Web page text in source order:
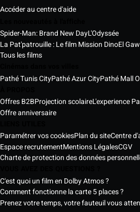
Accéder au centre d'aide
Spider-Man: Brand New DayL'Odyssée
La Pat'patrouille : Le film Mission Dino
Tous les films
Pathé Tunis CityPathé Azur CityPathé Mall
Offres B2BProjection scolaireL'experience
Offre anniversaire
Paramétrer vos cookiesPlan du siteCentre
Espace recrutementMentions LégalesCGV
Charte de protection des données
C'est quoi un film en Dolby Atmos ?
Comment fonctionne la carte 5 places ?
Prenez votre temps, votre fauteuil vous